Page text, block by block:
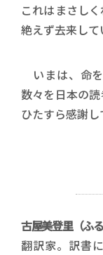
これはまさし
絶えず去来して
いまは、命
数々を日本の
ひたすら感謝し
古屋美登里（ふ
翻訳家。訳書